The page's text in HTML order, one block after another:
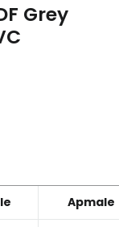
Grey
Apmale